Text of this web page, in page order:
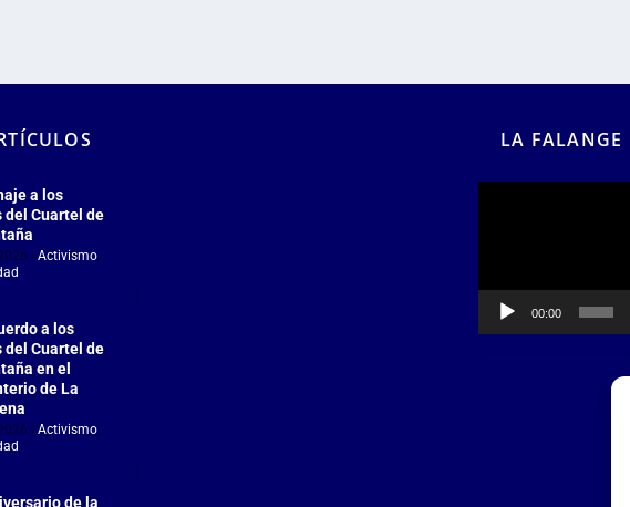
a los
del Cuartel de
|Activismo,
a los
del Cuartel de
en el
de La
|Activismo,
de la
LA FALANGE
00:00